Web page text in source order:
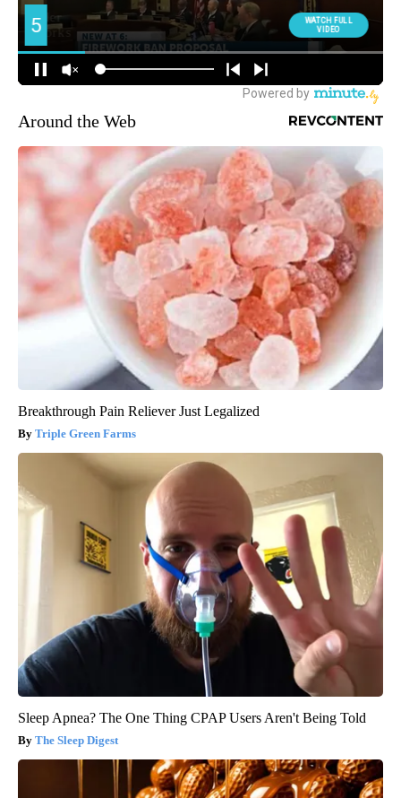
Around the Web
Breakthrough Pain Reliever Just Legalized
Triple Green Farms
Sleep Apnea? The One Thing CPAP Users Aren't Being Told
The Sleep Digest